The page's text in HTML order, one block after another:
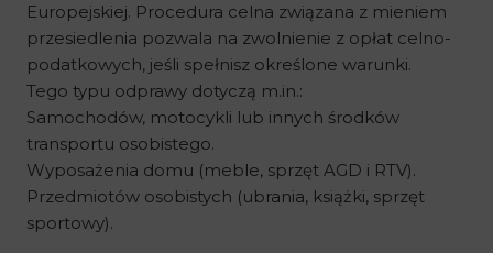
Europejskiej. Procedura celna związana z mieniem
przesiedlenia pozwala na zwolnienie z opłat celno-
podatkowych, jeśli spełnisz określone warunki.
Tego typu odprawy dotyczą m.in.:
Samochodów, motocykli lub innych środków
transportu osobistego.
Wyposażenia domu (meble, sprzęt AGD i RTV).
Przedmiotów osobistych (ubrania, książki, sprzęt
sportowy).